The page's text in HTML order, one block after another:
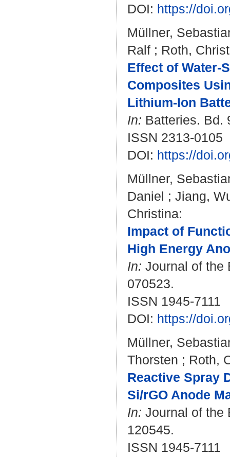
DOI: https://
Müllner,
Ralf ; Roth,
Effect of Water-
Composites
Lithium-Ion
In: Batteries. Bd.
ISSN 2313-0105
DOI: https://
Müllner,
Daniel ; Jiang,
Christina:
Impact of
High Energy
In: Journal of the
070523.
ISSN 1945-7111
DOI: https://
Müllner,
Thorsten ; Roth,
Reactive Spray
Si/rGO Anode
In: Journal of the
120545.
ISSN 1945-7111